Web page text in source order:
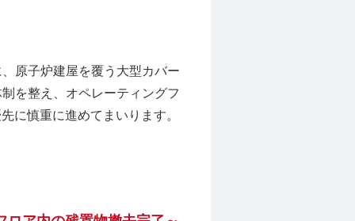
原子炉建屋を覆う大型カバー
を整え、オペレーティングフ
に慎重に進めてまいります。